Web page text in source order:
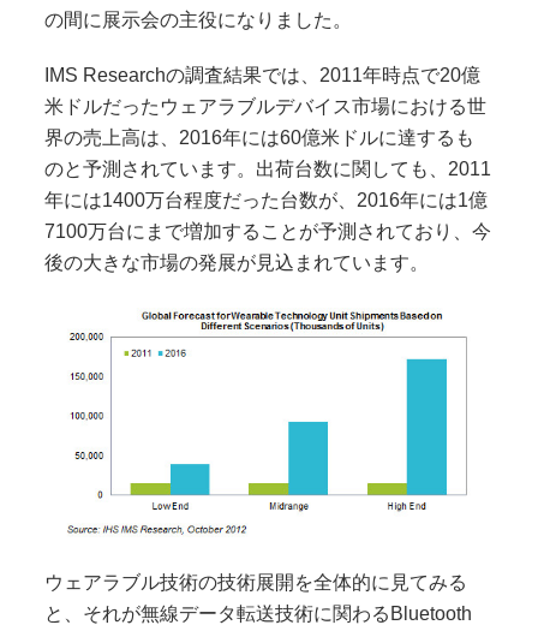
の間に展示会の主役になりました。
IMS Researchの調査結果では、 2011年時点で20億
米ドルだったウェアラブルデバイス市場における世
界の売上高は、 2016年には60億米ドルに達するも
のと予測されています。出荷台数に関しても、 2011
年には1400万台程度だった台数が、 2016年には1億
7100万台にまで増加することが予測されており、今
後の大きな市場の発展が見込まれています。
ウェアラブル技術の技術展開を全体的に見てみる
と、それが無線データ転送技術に関わるBluetooth